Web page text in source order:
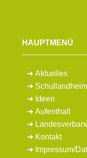
HAUPTMENÜ
Aktuelles
Ideen
Aufenthalt
Kontakt
Impressum/